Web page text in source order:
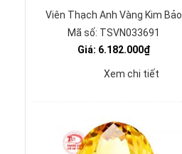
Viên Thạch Anh Vàng Kim Bảo
Mã số: TSVN033691
Giá: 6.182.000₫
Xem chi tiết